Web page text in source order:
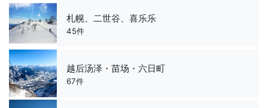
札幌、二世谷、喜乐乐
45件
越后汤泽・苗场・六日町
67件